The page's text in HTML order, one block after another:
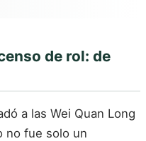
de rol: de
a las Wei Quan Long
no fue solo un